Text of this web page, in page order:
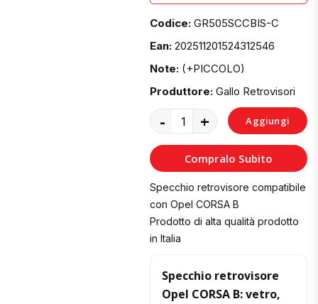
Codice: GR505SCCBIS-C
Ean: 202511201524312546
Note: (+PICCOLO)
Produttore: Gallo Retrovisori
- + Aggiungi
al
Carrello
Compralo Subito
Specchio retrovisore compatibile
con Opel CORSA B
Prodotto di alta qualità prodotto
in Italia
Specchio retrovisore
Opel CORSA B: vetro,